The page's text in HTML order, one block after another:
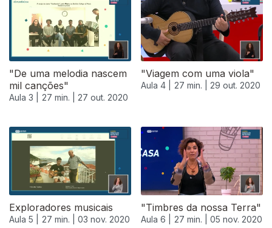
"De uma melodia nascem
mil canções"
Aula 3 | 27 min. | 27 out. 2020
"Viagem com uma viola"
Aula 4 | 27 min. | 29 out. 2020
Exploradores musicais
Aula 5 | 27 min. | 03 nov. 2020
"Timbres da nossa Terra"
Aula 6 | 27 min. | 05 nov. 2020